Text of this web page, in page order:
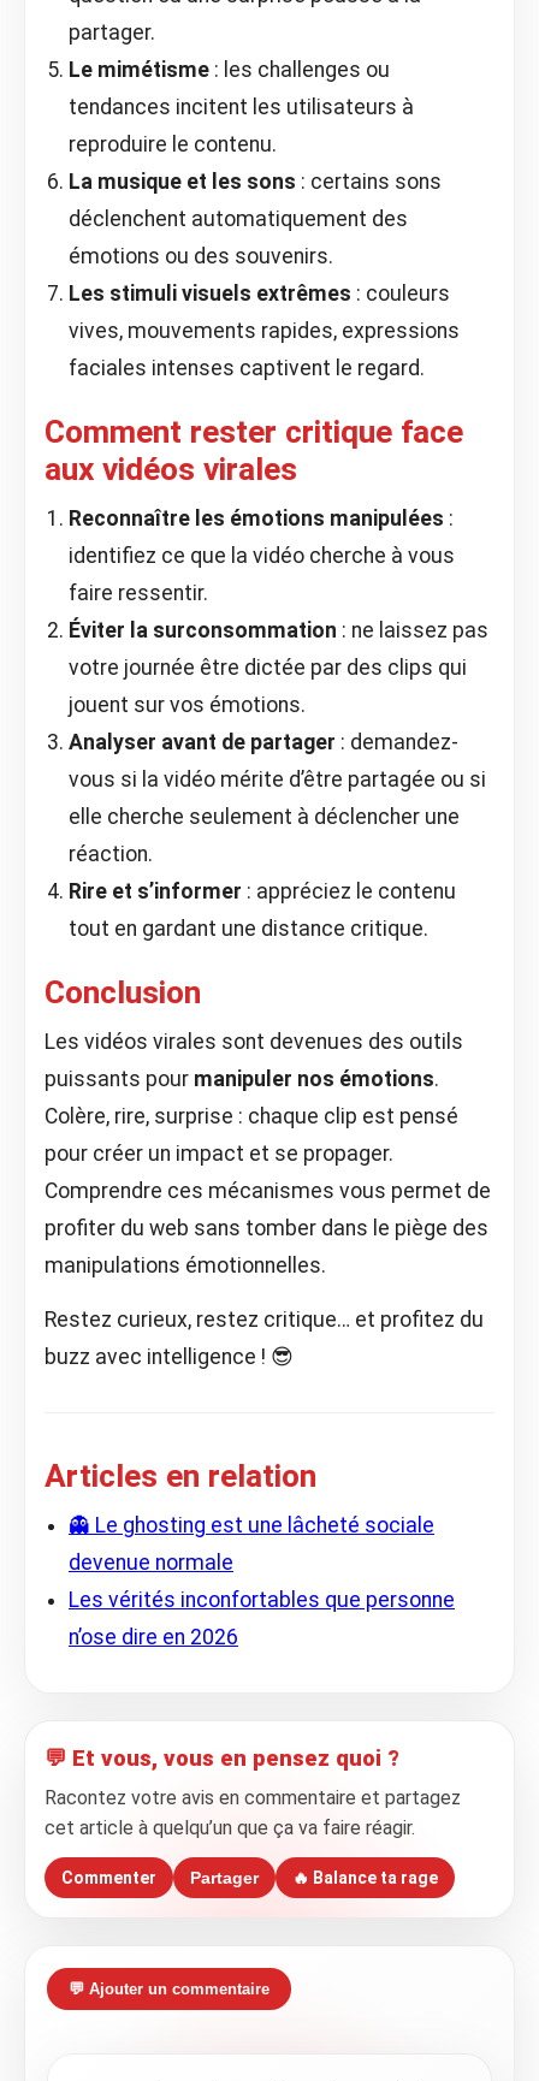
partager.
Le mimétisme : les challenges ou
tendances incitent les utilisateurs à
reproduire le contenu.
La musique et les sons : certains sons
déclenchent automatiquement des
émotions ou des souvenirs.
Les stimuli visuels extrêmes : couleurs
vives, mouvements rapides, expressions
faciales intenses captivent le regard.
Comment rester critique face
aux vidéos virales
Reconnaître les émotions manipulées :
identifiez ce que la vidéo cherche à vous
faire ressentir.
Éviter la surconsommation : ne laissez pas
votre journée être dictée par des clips qui
jouent sur vos émotions.
Analyser avant de partager : demandez-
vous si la vidéo mérite d’être partagée ou si
elle cherche seulement à déclencher une
réaction.
Rire et s’informer : appréciez le contenu
tout en gardant une distance critique.
Conclusion
Les vidéos virales sont devenues des outils
puissants pour manipuler nos émotions.
Colère, rire, surprise : chaque clip est pensé
pour créer un impact et se propager.
Comprendre ces mécanismes vous permet de
profiter du web sans tomber dans le piège des
manipulations émotionnelles.
Restez curieux, restez critique… et profitez du
buzz avec intelligence ! 😎
Articles en relation
👻 Le ghosting est une lâcheté sociale
devenue normale
Les vérités inconfortables que personne
n’ose dire en 2026
💬 Et vous, vous en pensez quoi ?
Racontez votre avis en commentaire et partagez
cet article à quelqu’un que ça va faire réagir.
Commenter Partager 🔥 Balance ta rage
💬 Ajouter un commentaire